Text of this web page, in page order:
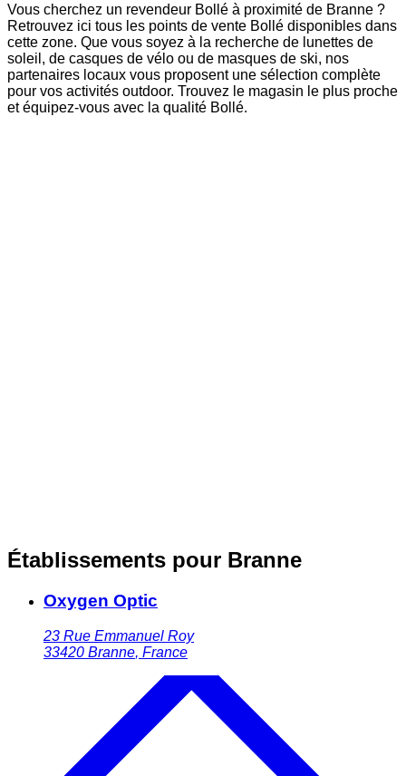
Vous cherchez un revendeur Bollé à proximité de Branne ?
Retrouvez ici tous les points de vente Bollé disponibles dans
cette zone. Que vous soyez à la recherche de lunettes de
soleil, de casques de vélo ou de masques de ski, nos
partenaires locaux vous proposent une sélection complète
pour vos activités outdoor. Trouvez le magasin le plus proche
et équipez-vous avec la qualité Bollé.
Établissements pour Branne
Oxygen Optic
23 Rue Emmanuel Roy
33420 Branne, France